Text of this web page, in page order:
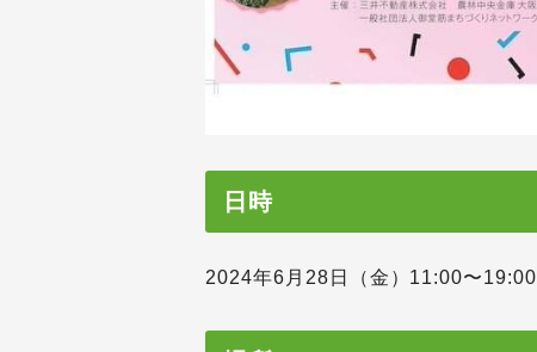
日時
2024年6月28日（金）11:00〜19:00